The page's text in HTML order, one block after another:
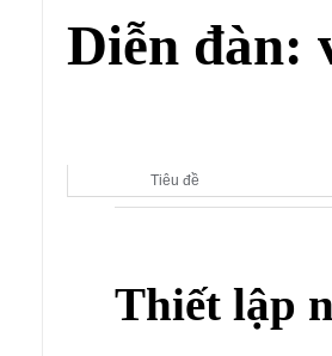
Diễn đàn:
Tiêu đề
Thiết lập